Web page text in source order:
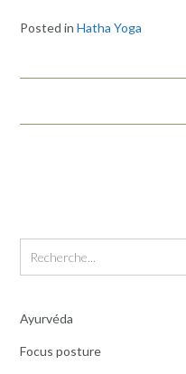
Posted in Hatha Yoga
Ayurvéda
Focus posture